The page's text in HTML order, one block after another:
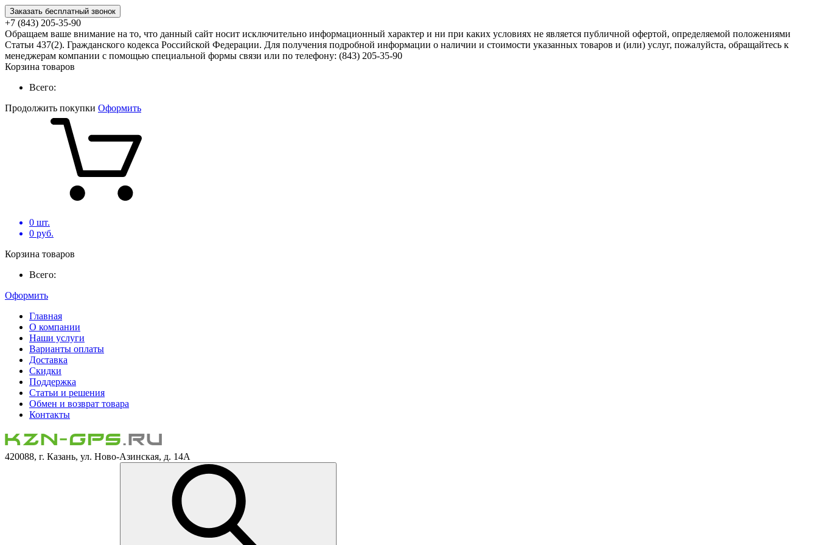
Заказать бесплатный звонок
+7 (843) 205-35-90
Обращаем ваше внимание на то, что данный сайт носит исключительно информационный характер и ни при каких условиях не является публичной офертой, определяемой положениями
Статьи 437(2). Гражданского кодекса Российской Федерации. Для получения подробной информации о наличии и стоимости указанных товаров и (или) услуг, пожалуйста, обращайтесь к
менеджерам компании с помощью специальной формы связи или по телефону: (843) 205-35-90
Корзина товаров
Всего:
Продолжить покупки Оформить
0 шт.
0 руб.
Корзина товаров
Всего:
Оформить
Главная
О компании
Наши услуги
Варианты оплаты
Доставка
Скидки
Поддержка
Статьи и решения
Обмен и возврат товара
Контакты
420088, г. Казань, ул. Ново-Азинская, д. 14А